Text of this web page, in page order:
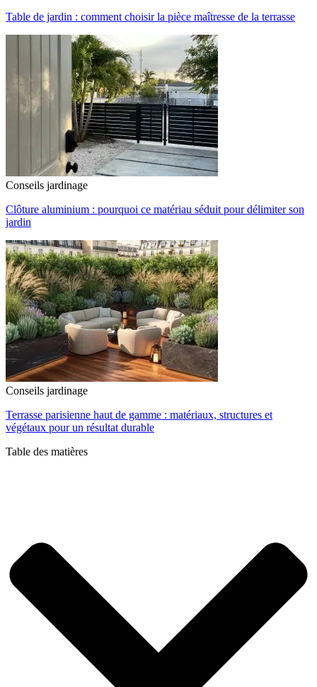
Table de jardin : comment choisir la pièce maîtresse de la terrasse
Conseils jardinage
Clôture aluminium : pourquoi ce matériau séduit pour délimiter son
jardin
Conseils jardinage
Terrasse parisienne haut de gamme : matériaux, structures et
végétaux pour un résultat durable
Table des matières